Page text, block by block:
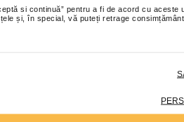
si continuă” pentru a fi de acord cu
și, în special, vă puteți retrage
219,90 Lei